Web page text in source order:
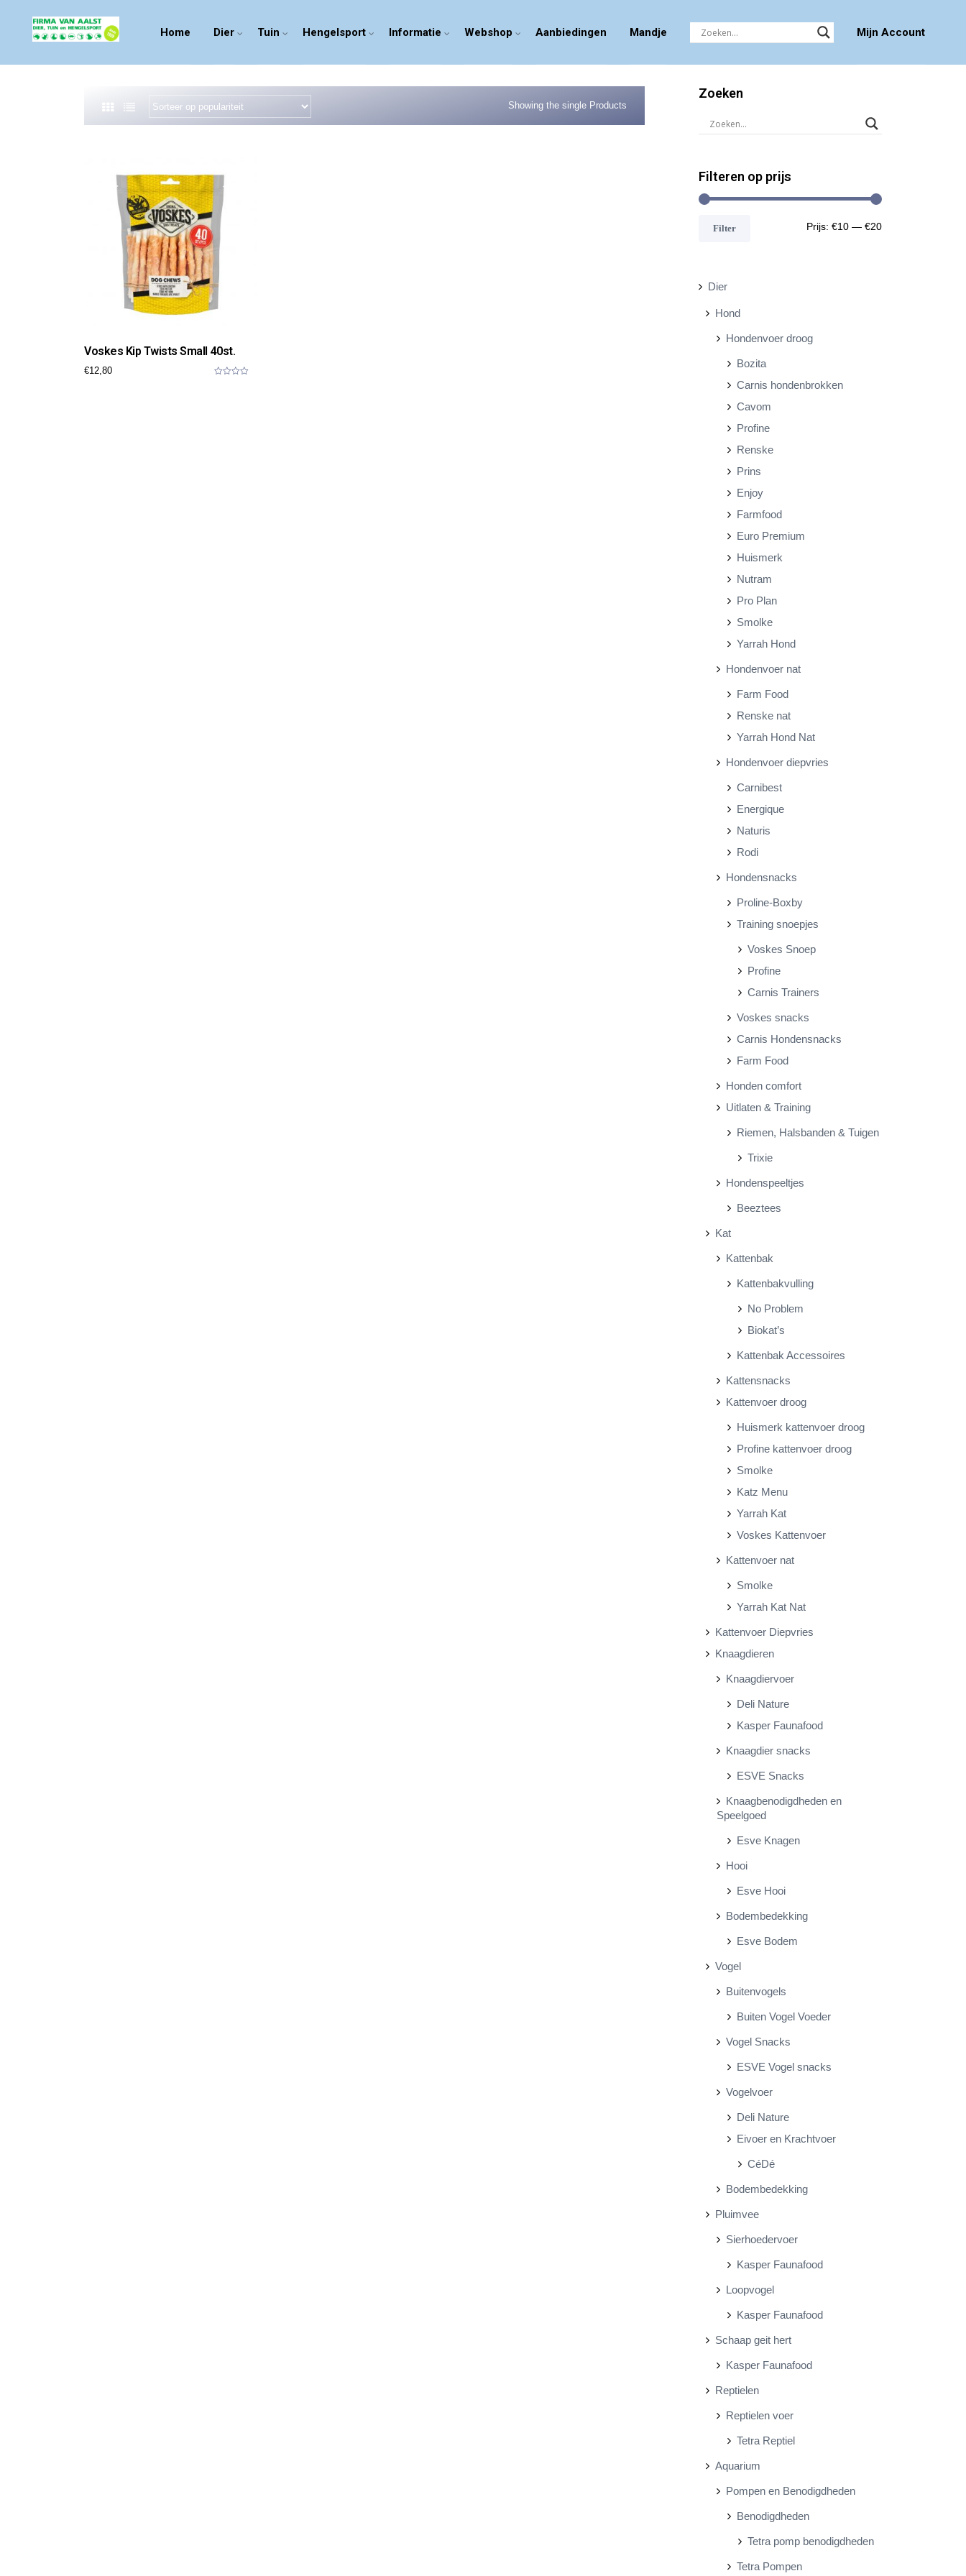
Home Dier Tuin Hengelsport Informatie Webshop Aanbiedingen Mandje Mijn Account
Showing the single Products
Voskes Kip Twists Small 40st.
€12,80
Zoeken
Filteren op prijs
MM
Filter Prijs: €10 — €20
Dier
Hond
Hondenvoer droog
Bozita
Carnis hondenbrokken
Cavom
Profine
Renske
Prins
Enjoy
Farmfood
Euro Premium
Huismerk
Nutram
Pro Plan
Smolke
Yarrah Hond
Hondenvoer nat
Farm Food
Renske nat
Yarrah Hond Nat
Hondenvoer diepvries
Carnibest
Energique
Naturis
Rodi
Hondensnacks
Proline-Boxby
Training snoepjes
Voskes Snoep
Profine
Carnis Trainers
Voskes snacks
Carnis Hondensnacks
Farm Food
Honden comfort
Uitlaten & Training
Riemen, Halsbanden & Tuigen
Trixie
Hondenspeeltjes
Beeztees
Kat
Kattenbak
Kattenbakvulling
No Problem
Biokat’s
Kattenbak Accessoires
Kattensnacks
Kattenvoer droog
Huismerk kattenvoer droog
Profine kattenvoer droog
Smolke
Katz Menu
Yarrah Kat
Voskes Kattenvoer
Kattenvoer nat
Smolke
Yarrah Kat Nat
Kattenvoer Diepvries
Knaagdieren
Knaagdiervoer
Deli Nature
Kasper Faunafood
Knaagdier snacks
ESVE Snacks
Knaagbenodigdheden en
Speelgoed
Esve Knagen
Hooi
Esve Hooi
Bodembedekking
Esve Bodem
Vogel
Buitenvogels
Buiten Vogel Voeder
Vogel Snacks
ESVE Vogel snacks
Vogelvoer
Deli Nature
Eivoer en Krachtvoer
CéDé
Bodembedekking
Pluimvee
Sierhoedervoer
Kasper Faunafood
Loopvogel
Kasper Faunafood
Schaap geit hert
Kasper Faunafood
Reptielen
Reptielen voer
Tetra Reptiel
Aquarium
Pompen en Benodigdheden
Benodigdheden
Tetra pomp benodigdheden
Tetra Pompen